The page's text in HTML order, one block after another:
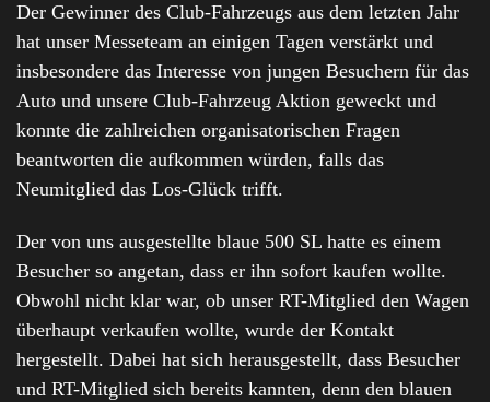
Der Gewinner des Club-Fahrzeugs aus dem letzten Jahr
hat unser Messeteam an einigen Tagen verstärkt und
insbesondere das Interesse von jungen Besuchern für das
Auto und unsere Club-Fahrzeug Aktion geweckt und
konnte die zahlreichen organisatorischen Fragen
beantworten die aufkommen würden, falls das
Neumitglied das Los-Glück trifft.
Der von uns ausgestellte blaue 500 SL hatte es einem
Besucher so angetan, dass er ihn sofort kaufen wollte.
Obwohl nicht klar war, ob unser RT-Mitglied den Wagen
überhaupt verkaufen wollte, wurde der Kontakt
hergestellt. Dabei hat sich herausgestellt, dass Besucher
und RT-Mitglied sich bereits kannten, denn den blauen